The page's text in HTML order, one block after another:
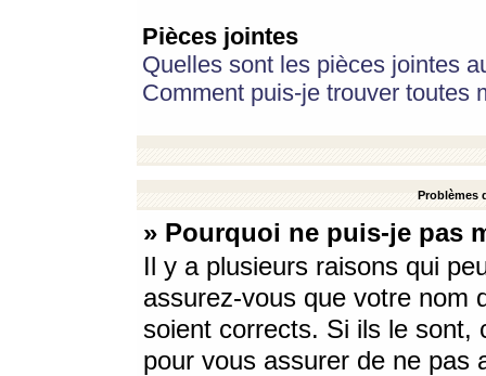
Pièces jointes
Quelles sont les pièces jointes
Comment puis-je trouver toutes
Problèmes
» Pourquoi ne puis-je pas
Il y a plusieurs raisons qui
assurez-vous que votre nom
soient corrects. Si ils le sont,
pour vous assurer de ne pas